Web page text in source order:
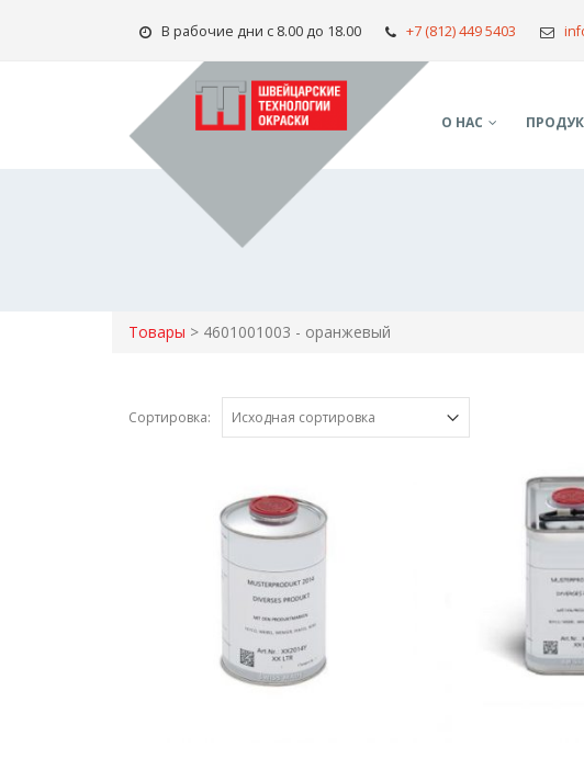
В рабочие дни с 8.00 до 18.00 +7 (812) 449 5403
О НАС
Товары > 4601001003 - оранжевый
Сортировка: